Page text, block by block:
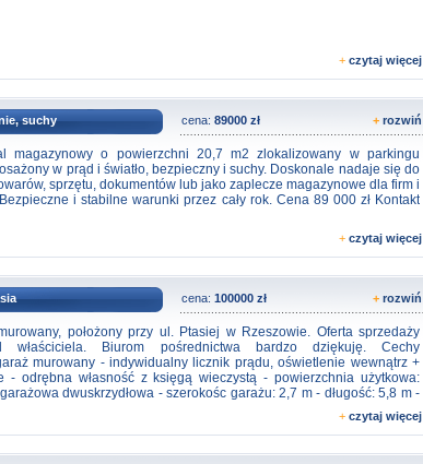
+ czytaj więcej
suchy cena: 89000 zł + rozwiń
magazynowy o powierzchni 20,7 m2 zlokalizowany w parkingu
w prąd i światło, bezpieczny i suchy. Doskonale nadaje się do
sprzętu, dokumentów lub jako zaplecze magazynowe dla firm i
i stabilne warunki przez cały rok. Cena 89 000 zł Kontakt
+ czytaj więcej
cena: 100000 zł + rozwiń
położony przy ul. Ptasiej w Rzeszowie. Oferta sprzedaży
właściciela. Biurom pośrednictwa bardzo dziękuję. Cechy
murowany - indywidualny licznik prądu, oświetlenie wewnątrz +
- odrębna własność z księgą wieczystą - powierzchnia użytkowa:
dwuskrzydłowa - szerokośc garażu: 2,7 m - długość: 5,8 m -
garaży - Podatek od nieruchomości na 2026 rok: ok 250 PLN
15,41m2, Grunty 20 m2) - prąd według zużycia Cena nieruchomości:
+ czytaj więcej